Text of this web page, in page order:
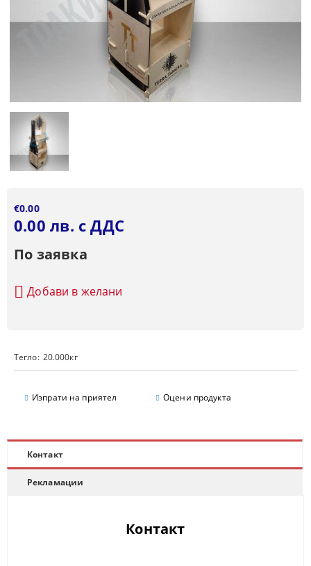
Тегло: 20.000кг
Изпрати на приятел Оцени продукта
€0.00
0.00 лв. с ДДС
По заявка
Добави в желани
Контакт
Рекламации
Контакт